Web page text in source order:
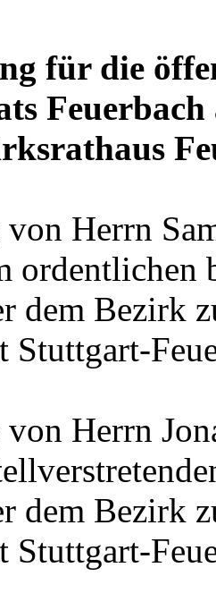
für die
von Herrn
ordentlichen
dem Bezirk
Stuttgart-
Herrn
dem Bezirk
Stuttgart-